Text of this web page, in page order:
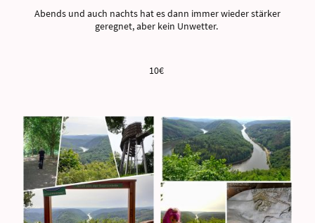
Abends und auch nachts hat es dann immer wieder stärker
geregnet, aber kein Unwetter.
10€